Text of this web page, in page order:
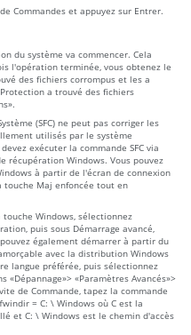
Commandes et appuyez sur Entrer.
du système va commencer. Cela
l'opération terminée, vous obtenez le
des fichiers corrompus et les a
a trouvé des fichiers
(SFC) ne peut pas corriger les
utilisés par le système
exécuter la commande SFC via
récupération Windows. Vous pouvez
à partir de l'écran de connexion
Maj enfoncée tout en
touche Windows, sélectionnez
puis sous Démarrage avancé,
également démarrer à partir du
avec la distribution Windows
langue préférée, puis sélectionnez
«Dépannage»> «Paramètres Avancés»>
de Commande, tapez la commande
= C: \ Windows où C est la
et C: \ Windows est le chemin d'accès